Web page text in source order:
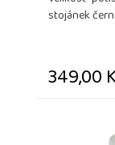
stojánek
349,00